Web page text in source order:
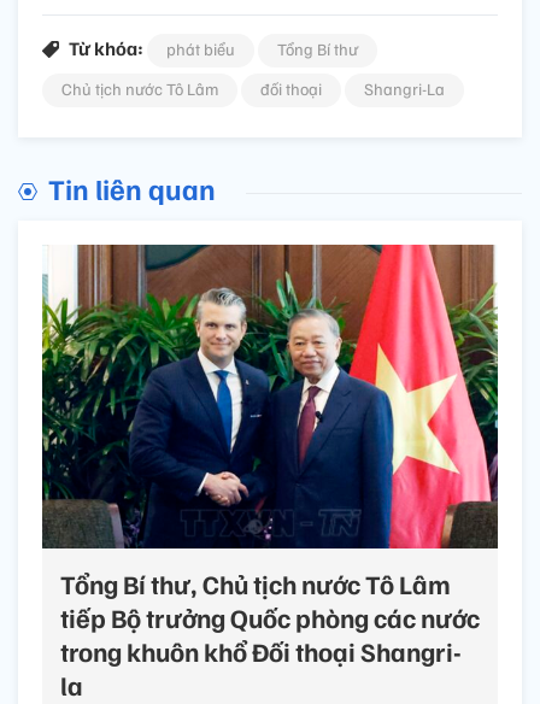
Từ khóa: phát biểu
Tổng Bí thư
Chủ tịch nước Tô Lâm
đối thoại Shangri-La
Tin liên quan
Tổng Bí thư, Chủ tịch nước Tô Lâm
tiếp Bộ trưởng Quốc phòng các nước
trong khuôn khổ Đối thoại Shangri-
la